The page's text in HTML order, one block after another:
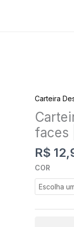
Carteira
faces
R$
COR
3
|
25
quantidade